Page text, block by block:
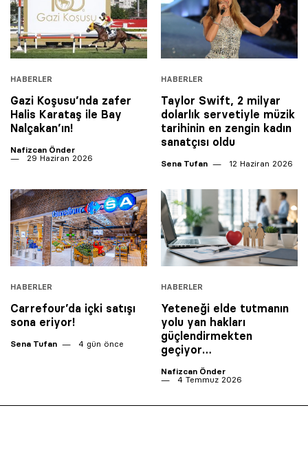
HABERLER
Gazi Koşusu’nda zafer
Halis Karataş ile Bay
Nalçakan’ın!
Nafizcan Önder
29 Haziran 2026
HABERLER
Taylor Swift, 2 milyar
dolarlık servetiyle müzik
tarihinin en zengin kadın
sanatçısı oldu
Sena Tufan 12 Haziran 2026
HABERLER
Carrefour’da içki satışı
sona eriyor!
Sena Tufan 4 gün önce
HABERLER
Yeteneği elde tutmanın
yolu yan hakları
güçlendirmekten
geçiyor…
Nafizcan Önder
4 Temmuz 2026